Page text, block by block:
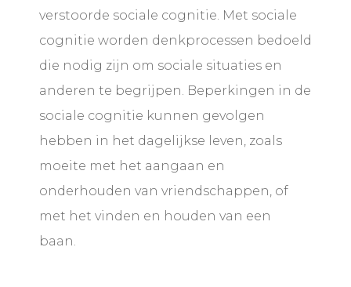
verstoorde sociale cognitie. Met sociale
cognitie worden denkprocessen bedoeld
die nodig zijn om sociale situaties en
anderen te begrijpen. Beperkingen in de
sociale cognitie kunnen gevolgen
hebben in het dagelijkse leven, zoals
moeite met het aangaan en
onderhouden van vriendschappen, of
met het vinden en houden van een
baan.